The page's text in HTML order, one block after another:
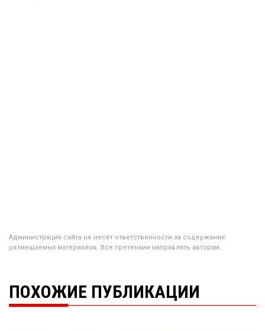
Администрация сайта не несёт ответственности за содержание
размещаемых материалов. Все претензии направлять авторам.
ПОХОЖИЕ ПУБЛИКАЦИИ